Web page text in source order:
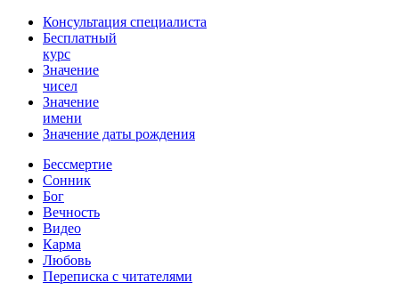
Консультация специалиста
Бесплатный
курс
Значение
чисел
Значение
имени
Значение даты рождения
Бессмертие
Сонник
Бог
Вечность
Видео
Карма
Любовь
Переписка с читателями